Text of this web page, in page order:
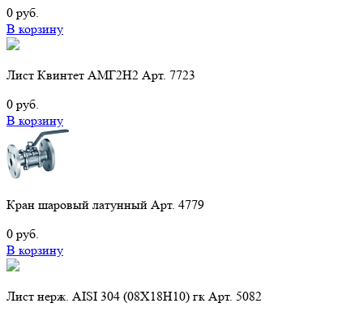
0 руб.
В корзину
Лист Квинтет АМГ2Н2 Арт. 7723
0 руб.
В корзину
Кран шаровый латунный Арт. 4779
0 руб.
В корзину
Лист нерж. AISI 304 (08Х18Н10) гк Арт. 5082